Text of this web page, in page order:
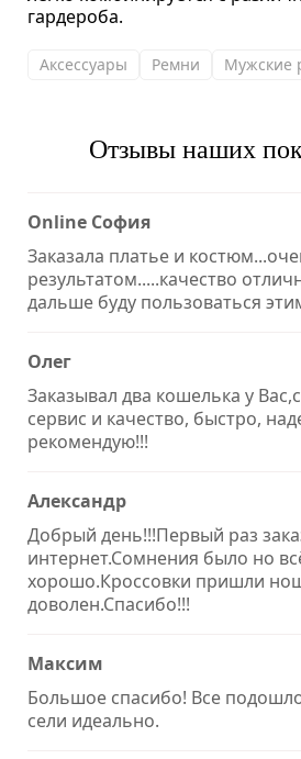
гардероба.
Аксессуары Ремни Мужские
Отзывы наших
Online София
Заказала платье и
результатом.....качество
дальше буду пользоваться
Олег
Заказывал два кошелька у
сервис и качество, быстро,
рекомендую!!!
Александр
Добрый день!!!Первый раз
интернет.Сомнения было но
хорошо.Кроссовки пришли
доволен.Спасибо!!!
Максим
Большое спасибо! Все
сели идеально.